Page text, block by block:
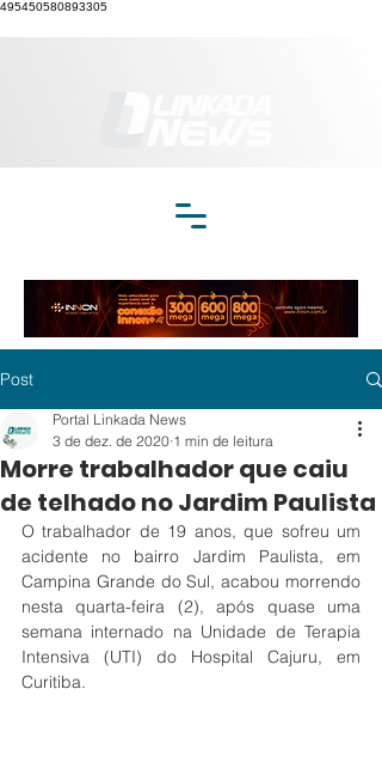
495450580893305
Post
Morre trabalhador que caiu
de telhado no Jardim Paulista
Portal Linkada News
3 de dez. de 2020 1 min de leitura
O trabalhador de 19 anos, que sofreu um
acidente no bairro Jardim Paulista, em
Campina Grande do Sul, acabou morrendo
nesta quarta-feira (2), após quase uma
semana internado na Unidade de Terapia
Intensiva (UTI) do Hospital Cajuru, em
Curitiba.